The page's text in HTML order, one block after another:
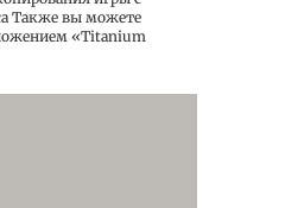
Также вы можете
«Titanium